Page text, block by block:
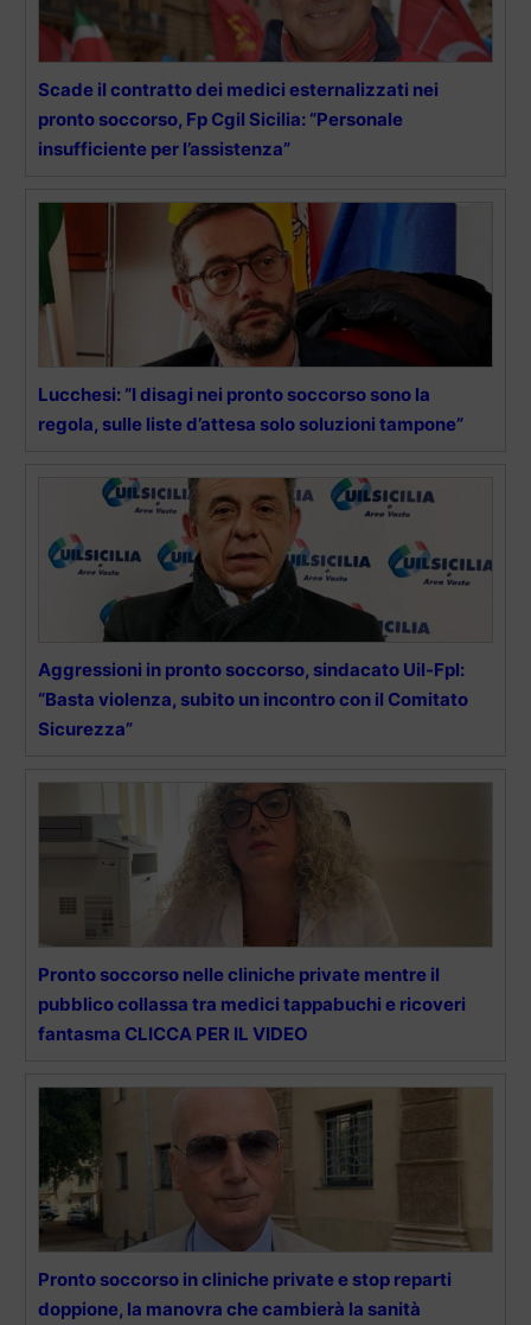
Scade il contratto dei medici esternalizzati nei
pronto soccorso, Fp Cgil Sicilia: “Personale
insufficiente per l’assistenza”
Lucchesi: “I disagi nei pronto soccorso sono la
regola, sulle liste d’attesa solo soluzioni tampone”
Aggressioni in pronto soccorso, sindacato Uil-Fpl:
“Basta violenza, subito un incontro con il Comitato
Sicurezza”
Pronto soccorso nelle cliniche private mentre il
pubblico collassa tra medici tappabuchi e ricoveri
fantasma CLICCA PER IL VIDEO
Pronto soccorso in cliniche private e stop reparti
doppione, la manovra che cambierà la sanità